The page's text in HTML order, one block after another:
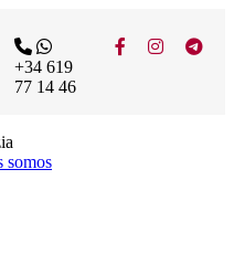
+34 619
77 14 46
somos